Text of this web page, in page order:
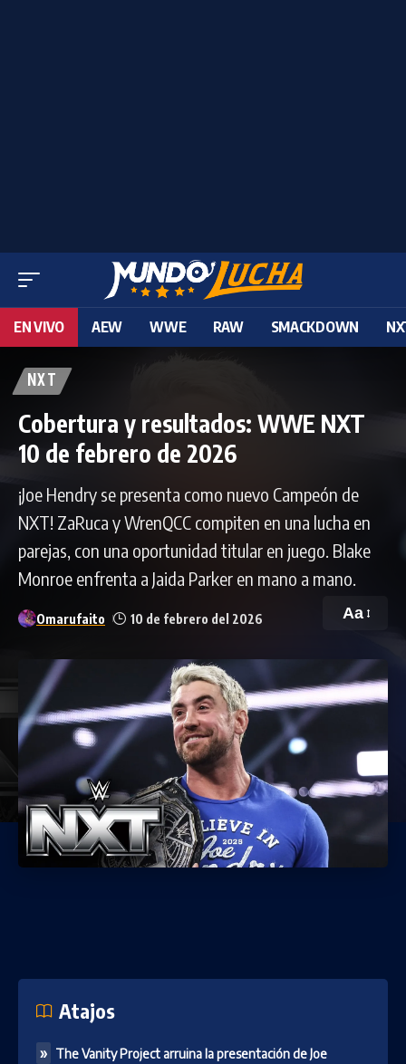
EN VIVO AEW WWE RAW SMACKDOWN
NXT
Cobertura y resultados: WWE NXT
10 de febrero de 2026
¡Joe Hendry se presenta como nuevo Campeón de
NXT! ZaRuca y WrenQCC compiten en una lucha en
parejas, con una oportunidad titular en juego. Blake
Monroe enfrenta a Jaida Parker en mano a mano.
Omarufaito 10 de febrero del 2026 Aa
Atajos
The Vanity Project arruina la presentación de Joe